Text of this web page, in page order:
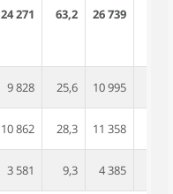
24 271 63,2 26 739
9 828 25,6 10 995
10 862 28,3 11 358
3 581 9,3 4 385